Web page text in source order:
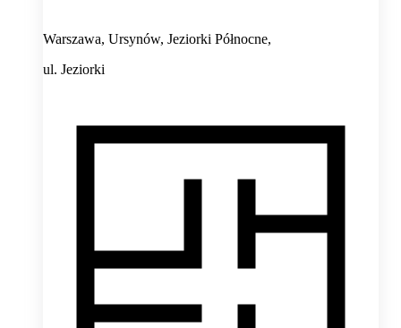
Warszawa, Ursynów, Jeziorki Północne,
ul. Jeziorki